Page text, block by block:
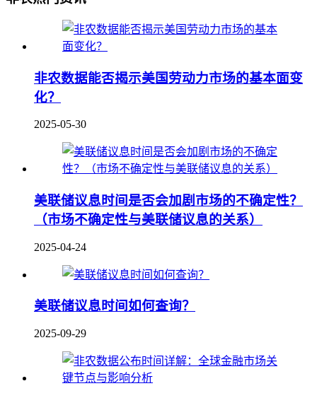
非农数据能否揭示美国劳动力市场的基本面变
化？
2025-05-30
美联储议息时间是否会加剧市场的不确定性？
（市场不确定性与美联储议息的关系）
2025-04-24
美联储议息时间如何查询？
2025-09-29